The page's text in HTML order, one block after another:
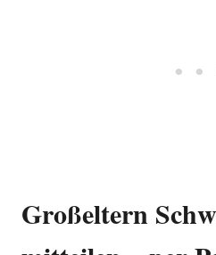
Großeltern